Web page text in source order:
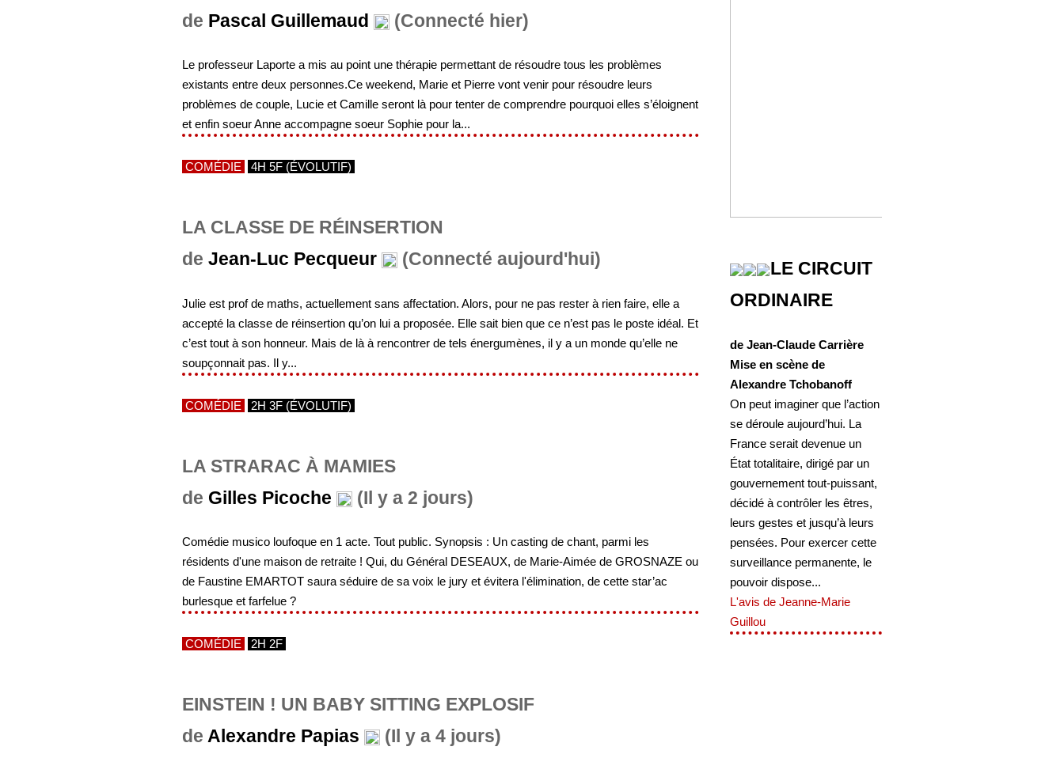
de Pascal Guillemaud (Connecté hier)
Le professeur Laporte a mis au point une thérapie permettant de résoudre tous les problèmes
existants entre deux personnes.Ce weekend, Marie et Pierre vont venir pour résoudre leurs
problèmes de couple, Lucie et Camille seront là pour tenter de comprendre pourquoi elles s’éloignent
et enfin soeur Anne accompagne soeur Sophie pour la...
COMÉDIE 4H 5F (ÉVOLUTIF)
LA CLASSE DE RÉINSERTION
de Jean-Luc Pecqueur (Connecté aujourd'hui)
Julie est prof de maths, actuellement sans affectation. Alors, pour ne pas rester à rien faire, elle a
accepté la classe de réinsertion qu’on lui a proposée. Elle sait bien que ce n’est pas le poste idéal. Et
c’est tout à son honneur. Mais de là à rencontrer de tels énergumènes, il y a un monde qu’elle ne
soupçonnait pas. Il y...
COMÉDIE 2H 3F (ÉVOLUTIF)
LA STRARAC À MAMIES
de Gilles Picoche (Il y a 2 jours)
Comédie musico loufoque en 1 acte. Tout public. Synopsis : Un casting de chant, parmi les
résidents d'une maison de retraite ! Qui, du Général DESEAUX, de Marie-Aimée de GROSNAZE ou
de Faustine EMARTOT saura séduire de sa voix le jury et évitera l'élimination, de cette star’ac
burlesque et farfelue ?
COMÉDIE 2H 2F
EINSTEIN ! UN BABY SITTING EXPLOSIF
de Alexandre Papias (Il y a 4 jours)
LE CIRCUIT
ORDINAIRE
de Jean-Claude Carrière
Mise en scène de
Alexandre Tchobanoff
On peut imaginer que l’action
se déroule aujourd’hui. La
France serait devenue un
État totalitaire, dirigé par un
gouvernement tout-puissant,
décidé à contrôler les êtres,
leurs gestes et jusqu’à leurs
pensées. Pour exercer cette
surveillance permanente, le
pouvoir dispose...
L'avis de Jeanne-Marie
Guillou